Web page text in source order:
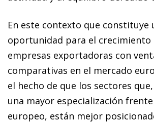
En este contexto que constituye
oportunidad para el crecimiento
empresas exportadoras con
comparativas en el mercado
el hecho de que los sectores
una mayor especialización
europeo, están mejor